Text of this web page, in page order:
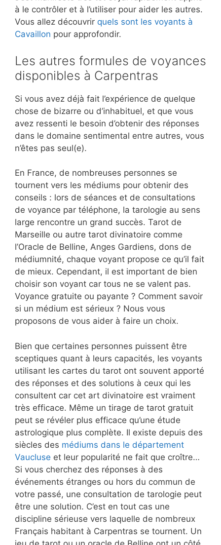
à le contrôler et à l’utiliser pour aider les autres.
Vous allez découvrir quels sont les voyants à
Cavaillon pour approfondir.
Les autres formules de voyances
disponibles à Carpentras
Si vous avez déjà fait l’expérience de quelque
chose de bizarre ou d’inhabituel, et que vous
avez ressenti le besoin d’obtenir des réponses
dans le domaine sentimental entre autres, vous
n’êtes pas seul(e).
En France, de nombreuses personnes se
tournent vers les médiums pour obtenir des
conseils : lors de séances et de consultations
de voyance par téléphone, la tarologie au sens
large rencontre un grand succès. Tarot de
Marseille ou autre tarot divinatoire comme
l’Oracle de Belline, Anges Gardiens, dons de
médiumnité, chaque voyant propose ce qu’il fait
de mieux. Cependant, il est important de bien
choisir son voyant car tous ne se valent pas.
Voyance gratuite ou payante ? Comment savoir
si un médium est sérieux ? Nous vous
proposons de vous aider à faire un choix.
Bien que certaines personnes puissent être
sceptiques quant à leurs capacités, les voyants
utilisant les cartes du tarot ont souvent apporté
des réponses et des solutions à ceux qui les
consultent car cet art divinatoire est vraiment
très efficace. Même un tirage de tarot gratuit
peut se révéler plus efficace qu’une étude
astrologique plus complète. Il existe depuis des
siècles des médiums dans le département
Vaucluse et leur popularité ne fait que croître…
Si vous cherchez des réponses à des
événements étranges ou hors du commun de
votre passé, une consultation de tarologie peut
être une solution. C’est en tout cas une
discipline sérieuse vers laquelle de nombreux
Français habitant à Carpentras se tournent. Un